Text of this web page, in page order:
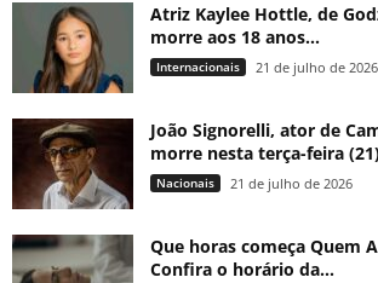
Atriz Kaylee Hottle, de
morre aos 18 anos...
Internacionais 21 de julho de 2026
João Signorelli, ator de
morre nesta terça-feira
Nacionais 21 de julho de 2026
Que horas começa Quem
Confira o horário da...